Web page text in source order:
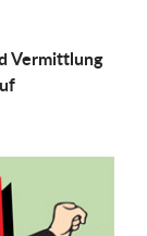
Vermittlung